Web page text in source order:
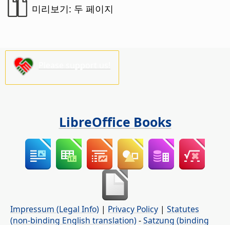
미리보기: 두 페이지
LibreOffice Books
Impressum (Legal Info) | Privacy Policy | Statutes
(non-binding English translation) -Satzung (binding